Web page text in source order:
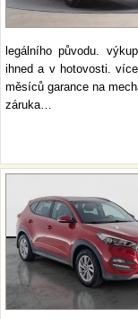
legálního původu.
ihned a v hotovosti.
měsíců garance na
záruka…